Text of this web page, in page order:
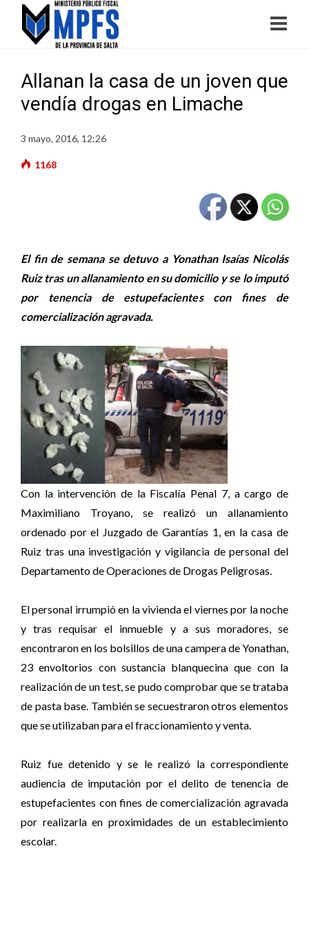
Allanan la casa de un joven que
vendía drogas en Limache
3 mayo, 2016, 12:26
1168
El fin de semana se detuvo a Yonathan Isaías Nicolás
Ruiz tras un allanamiento en su domicilio y se lo imputó
por tenencia de estupefacientes con fines de
comercialización agravada.
Con la intervención de la Fiscalía Penal 7, a cargo de
Maximiliano Troyano, se realizó un allanamiento
ordenado por el Juzgado de Garantías 1, en la casa de
Ruiz tras una investigación y vigilancia de personal del
Departamento de Operaciones de Drogas Peligrosas.
El personal irrumpió en la vivienda el viernes por la noche
y tras requisar el inmueble y a sus moradores, se
encontraron en los bolsillos de una campera de Yonathan,
23 envoltorios con sustancia blanquecina que con la
realización de un test, se pudo comprobar que se trataba
de pasta base. También se secuestraron otros elementos
que se utilizaban para el fraccionamiento y venta.
Ruiz fue detenido y se le realizó la correspondiente
audiencia de imputación por el delito de tenencia de
estupefacientes con fines de comercialización agravada
por realizarla en proximidades de un establecimiento
escolar.